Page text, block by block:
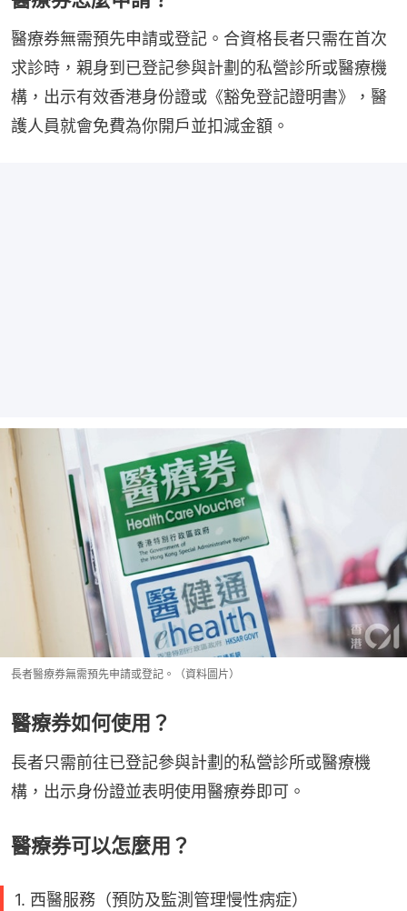
醫療券無需預先申請或登記。合資格長者只需在首次
求診時，親身到已登記參與計劃的私營診所或醫療機
構，出示有效香港身份證或《豁免登記證明書》，醫
護人員就會免費為你開戶並扣減金額。
長者醫療券無需預先申請或登記。（資料圖片）
醫療券如何使用？
長者只需前往已登記參與計劃的私營診所或醫療機
構，出示身份證並表明使用醫療券即可。
醫療券可以怎麼用？
1. 西醫服務（預防及監測管理慢性病症）